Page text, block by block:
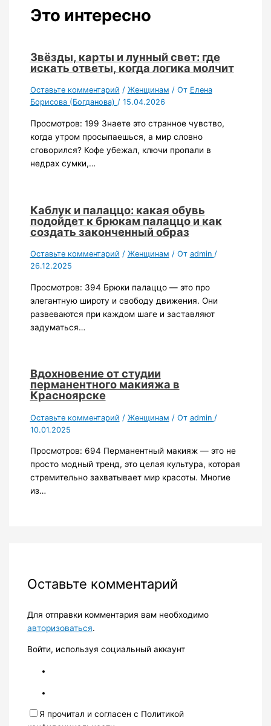
Это интересно
Звёзды, карты и лунный свет: где
искать ответы, когда логика молчит
Оставьте комментарий / Женщинам / От Елена
Борисова (Богданова) / 15.04.2026
Просмотров: 199 Знаете это странное чувство,
когда утром просыпаешься, а мир словно
сговорился? Кофе убежал, ключи пропали в
недрах сумки,…
Каблук и палаццо: какая обувь
подойдет к брюкам палаццо и как
создать законченный образ
Оставьте комментарий / Женщинам / От admin /
26.12.2025
Просмотров: 394 Брюки палаццо — это про
элегантную широту и свободу движения. Они
развеваются при каждом шаге и заставляют
задуматься…
Вдохновение от студии
перманентного макияжа в
Красноярске
Оставьте комментарий / Женщинам / От admin /
10.01.2025
Просмотров: 694 Перманентный макияж — это не
просто модный тренд, это целая культура, которая
стремительно захватывает мир красоты. Многие
из…
Оставьте комментарий
Для отправки комментария вам необходимо
авторизоваться.
Войти, используя социальный аккаунт
Я прочитал и согласен с Политикой